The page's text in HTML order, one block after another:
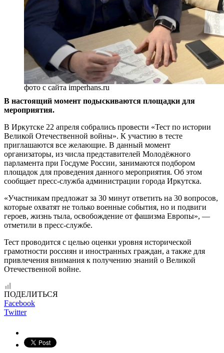
фото с сайта imperhans.ru
В настоящий момент подыскиваются площадки для
мероприятия.
В Иркутске 22 апреля собрались провести «Тест по истории
Великой Отечественной войны». К участию в тесте
приглашаются все желающие. В данный момент
организаторы, из числа представителей Молодёжного
парламента при Госдуме России, занимаются подбором
площадок для проведения данного мероприятия. Об этом
сообщает пресс-служба администрации города Иркутска.
«Участникам предложат за 30 минут ответить на 30 вопросов,
которые охватят не только военные события, но и подвиги
героев, жизнь тыла, освобождение от фашизма Европы», —
отметили в пресс-службе.
Тест проводится с целью оценки уровня исторической
грамотности россиян и иностранных граждан, а также для
привлечения внимания к получению знаний о Великой
Отечественной войне.
ПОДЕЛИТЬСЯ
Facebook
Twitter